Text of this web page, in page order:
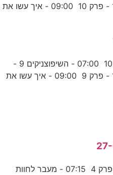
פרק 15 08:00 - השיפוצניקים 13 - פרק 10 09:00 - איך עשו את
06:00 - ציידי האוצרות 12 - פרק 10 07:00 - השיפוצניקים 9 -
פרק 14 08:00 - השיפוצניקים 13 - פרק 9 09:00 - איך עשו את
06:31 - מעבר לחוות העב''מים - פרק 4 07:15 - מעבר לחוות